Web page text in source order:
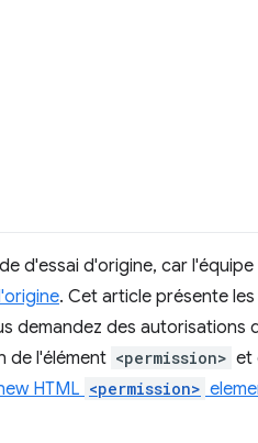
d'essai d'origine, car l'équipe
. Cet article présente
demandez des autorisations
de l'élément <permission> et
HTML <permission>